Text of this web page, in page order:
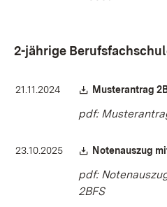
2-jährige
21.11.2024 Download:
Musterantrag
pdf:
23.10.2025 Download:
Notenauszug
pdf:
2BFS